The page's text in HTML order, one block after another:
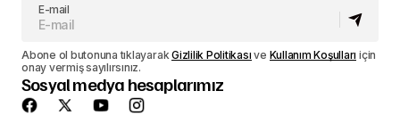
E-mail
Abone ol butonuna tıklayarakGizlilik Politikası ve Kullanım Koşulları için
onay vermiş sayılırsınız.
Sosyal medya hesaplarımız